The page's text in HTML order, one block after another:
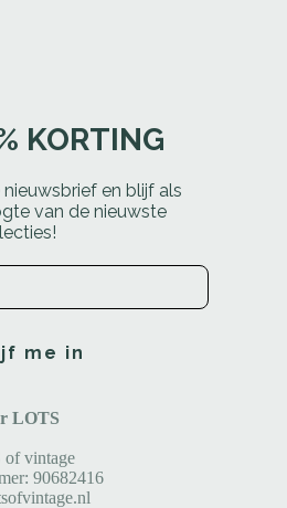
KORTING
en blijf als
van de nieuwste
me in
LOTS
vintage
90682416